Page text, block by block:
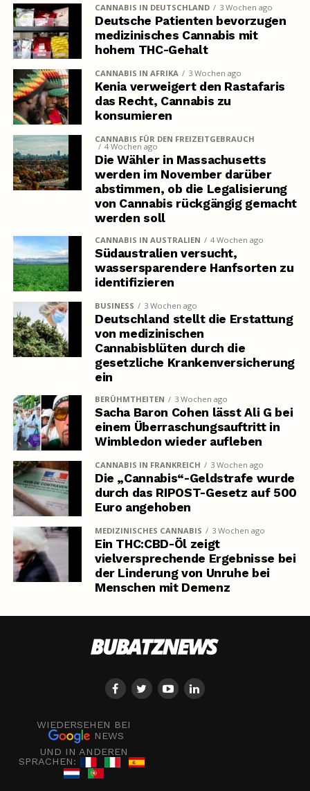
CANNABIS IN DEUTSCHLAND 3 Wochen ago
Deutsche Patienten bevorzugen
medizinisches Cannabis mit
hohem THC-Gehalt
CANNABIS IN AFRIKA 3 Wochen ago
Kenia verweigert den Rastafaris
das Recht, Cannabis zu
konsumieren
CANNABIS FÜR DEN FREIZEITGEBRAUCH
4 Wochen ago
Die Wähler in Massachusetts
werden im November darüber
abstimmen, ob die Legalisierung
von Cannabis rückgängig gemacht
werden soll
CANNABIS IN AUSTRALIEN 4 Wochen ago
Südaustralien versucht,
wassersparendere Hanfsorten zu
identifizieren
BUSINESS 3 Wochen ago
Deutschland stellt die Erstattung
von medizinischen
Cannabisblüten durch die
gesetzliche Krankenversicherung
ein
BERÜHMTHEITEN 3 Wochen ago
Sacha Baron Cohen lässt Ali G bei
einem Überraschungsauftritt in
Wimbledon wieder aufleben
CANNABIS IN FRANKREICH 3 Wochen ago
Die „Cannabis“-Geldstrafe wurde
durch das RIPOST-Gesetz auf 500
Euro angehoben
MEDIZINISCHES CANNABIS 3 Wochen ago
Ein THC:CBD-Öl zeigt
vielversprechende Ergebnisse bei
der Linderung von Unruhe bei
Menschen mit Demenz
WIEDERSEHEN BEI
NEWS
UND IN ANDEREN
SPRACHEN: